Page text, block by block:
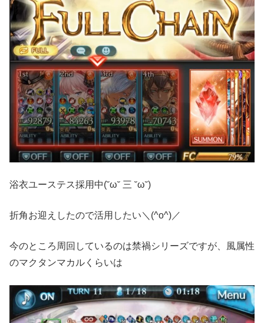
浴衣ユーステス採用中(˘ω˘ 三 ˘ω˘)
折角お迎えしたので活用したい＼(^o^)／
今のところ周回しているのは禁禍シリーズですが、風属性
のマクタンマカルくらいは